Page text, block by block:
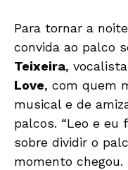
Para tornar a
convida ao palco
Teixeira,
Love, com quem
musical e de
palcos. “Leo e
sobre dividir o
momento